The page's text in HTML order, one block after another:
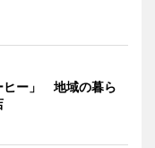
ヒー」 地域の暮ら